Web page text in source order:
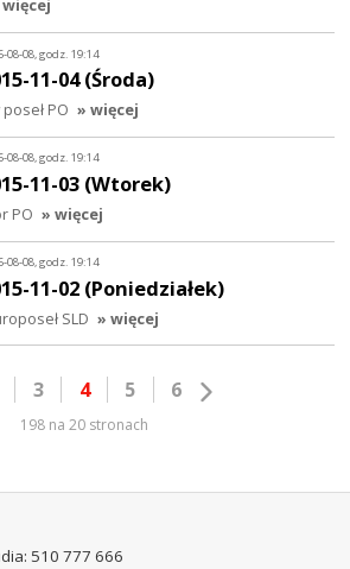
08-08, godz. 19:14
11-04 (Środa)
PO » więcej
08-08, godz. 19:14
11-03 (Wtorek)
PO » więcej
08-08, godz. 19:14
11-02 (Poniedziałek)
SLD » więcej
3 4 5 6
198 na 20 stronach
510 777 666